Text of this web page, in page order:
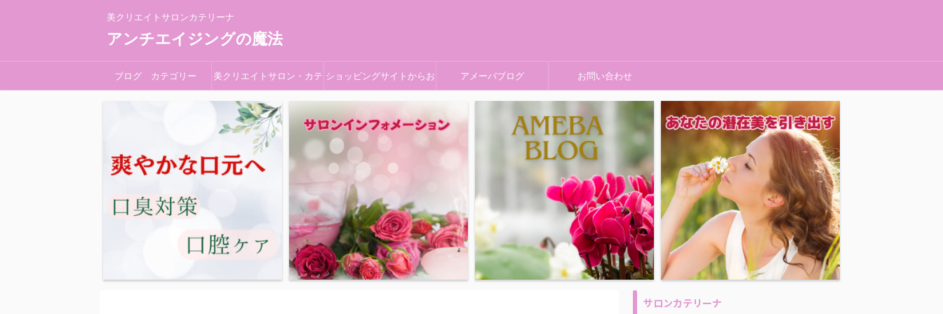
美クリエイトサロンカテリーナ
アンチエイジングの魔法
ブログ カテゴリー 美クリエイトサロン・カテ
リーナ
ショッピングサイトからお
求めください
アメーバブログ お問い合わせ
サロンカテリーナ